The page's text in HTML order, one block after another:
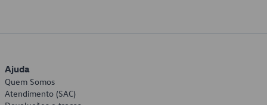
Ajuda
Quem Somos
Atendimento (SAC)